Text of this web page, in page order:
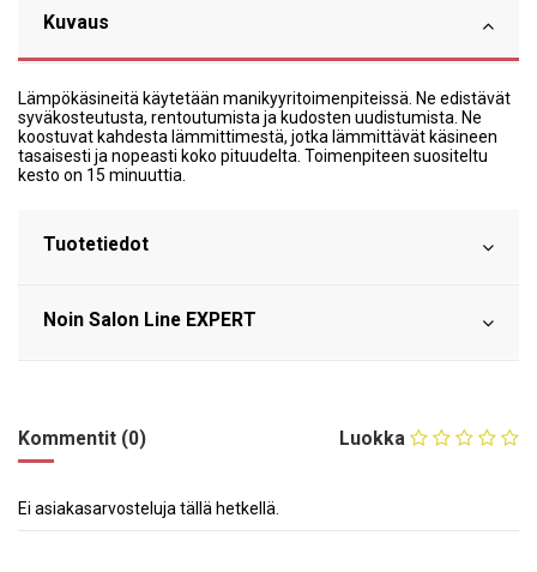
Kuvaus
Lämpökäsineitä käytetään manikyyritoimenpiteissä. Ne edistävät
syväkosteutusta, rentoutumista ja kudosten uudistumista. Ne
koostuvat kahdesta lämmittimestä, jotka lämmittävät käsineen
tasaisesti ja nopeasti koko pituudelta. Toimenpiteen suositeltu
kesto on 15 minuuttia.
Tuotetiedot
Noin Salon Line EXPERT
Luokka
Kommentit (0)
Ei asiakasarvosteluja tällä hetkellä.